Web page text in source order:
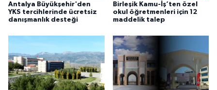
Antalya Büyükşehir'den
YKS tercihlerinde ücretsiz
danışmanlık desteği
Birleşik Kamu-İş’ten özel
okul öğretmenleri için 12
maddelik talep